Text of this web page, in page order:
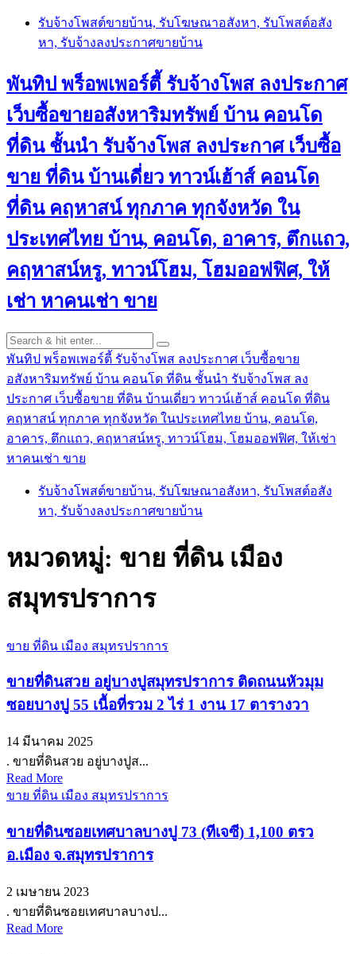
Skip
content
รับจ้างโพสต์ขายบ้าน, รับโฆษณาอสังหา, รับโพสต์อสัง
หา, รับจ้างลงประกาศขายบ้าน
พันทิป พร็อพเพอร์ตี้ รับจ้างโพส ลงประกาศ
เว็บซื้อขายอสังหาริมทรัพย์ บ้าน คอนโด
ที่ดิน ชั้นนำ รับจ้างโพส ลงประกาศ เว็บซื้อ
ขาย ที่ดิน บ้านเดี่ยว ทาวน์เฮ้าส์ คอนโด
ที่ดิน คฤหาสน์ ทุกภาค ทุกจังหวัด ใน
ประเทศไทย บ้าน, คอนโด, อาคาร, ตึกแถว,
คฤหาสน์หรู, ทาวน์โฮม, โฮมออฟฟิศ, ให้
เช่า หาคนเช่า ขาย
พันทิป พร็อพเพอร์ตี้ รับจ้างโพส ลงประกาศ เว็บซื้อขาย
อสังหาริมทรัพย์ บ้าน คอนโด ที่ดิน ชั้นนำ รับจ้างโพส ลง
ประกาศ เว็บซื้อขาย ที่ดิน บ้านเดี่ยว ทาวน์เฮ้าส์ คอนโด ที่ดิน
คฤหาสน์ ทุกภาค ทุกจังหวัด ในประเทศไทย บ้าน, คอนโด,
อาคาร, ตึกแถว, คฤหาสน์หรู, ทาวน์โฮม, โฮมออฟฟิศ, ให้เช่า
หาคนเช่า ขาย
รับจ้างโพสต์ขายบ้าน, รับโฆษณาอสังหา, รับโพสต์อสัง
หา, รับจ้างลงประกาศขายบ้าน
หมวดหมู่: ขาย ที่ดิน เมือง
สมุทรปราการ
ขาย ที่ดิน เมือง สมุทรปราการ
ขายที่ดินสวย อยู่บางปูสมุทรปราการ ติดถนนหัวมุม
ซอยบางปู 55 เนื้อที่รวม 2 ไร่ 1 งาน 17 ตารางวา
14 มีนาคม 2025
. ขายที่ดินสวย อยู่บางปูส...
Read More
ขาย ที่ดิน เมือง สมุทรปราการ
ขายที่ดินซอยเทศบาลบางปู 73 (ทีเจซี) 1,100 ตรว
อ.เมือง จ.สมุทรปราการ
2 เมษายน 2023
. ‭ขายที่ดินซอยเทศบาลบางป...
Read More